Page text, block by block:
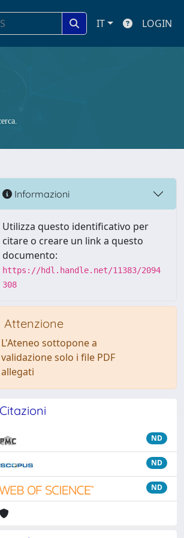
IT LOGIN
Informazioni
Utilizza questo identificativo per
citare o creare un link a questo
documento:
https://hdl.handle.net/11383/2094
308
Attenzione
L'Ateneo sottopone a
validazione solo i file PDF
allegati
Citazioni
ND
ND
ND